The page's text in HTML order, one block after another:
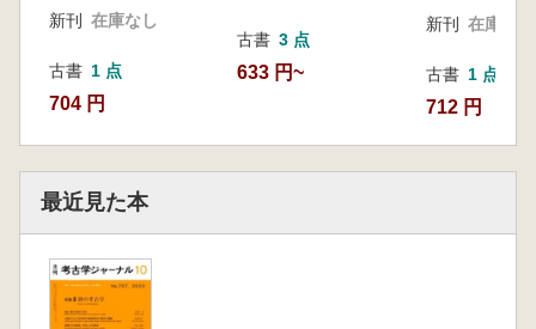
新刊 在庫なし
古書 1 点
704 円
古書 3 点
633 円~
新刊 在庫なし
古書 1 点
712 円
最近見た本